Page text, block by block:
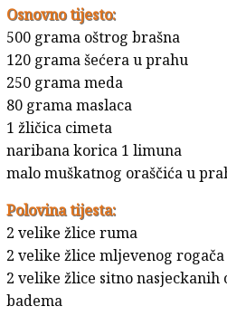
Osnovno tijesto:
500 grama oštrog brašna
120 grama šećera u prahu
250 grama meda
80 grama maslaca
1 žličica cimeta
naribana korica 1 limuna
malo muškatnog oraščića u
Polovina tijesta:
2 velike žlice ruma
2 velike žlice mljevenog rogača
2 velike žlice sitno nasjeckanih
badema